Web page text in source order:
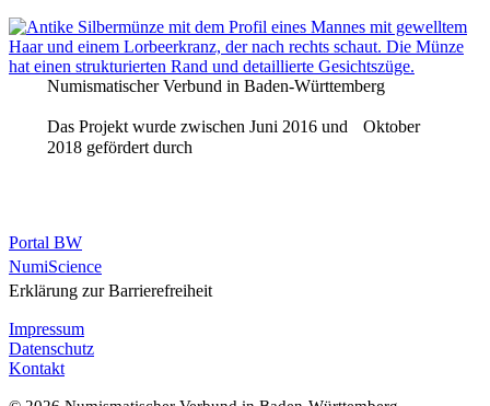
Numismatischer Verbund in Baden-Württemberg
Das Projekt wurde zwischen Juni 2016 und Oktober
2018 gefördert durch
Portal BW
NumiScience
Erklärung zur Barrierefreiheit
Impressum
Datenschutz
Kontakt